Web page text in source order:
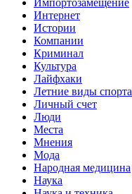
Интернет
Истории
Компании
Криминал
Культура
Лайфхаки
Летние виды спорта
Личный счет
Люди
Места
Мнения
Мода
Народная медицина
Наука